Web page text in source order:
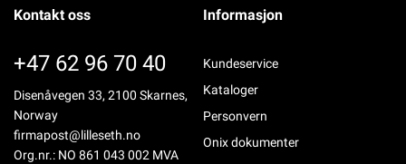
Kontakt oss
+47 62 96 70 40
Disenåvegen 33, 2100 Skarnes,
Norway
firmapost@lilleseth.no
Org.nr.: NO 861 043 002 MVA
Informasjon
Kundeservice
Kataloger
Personvern
Onix dokumenter